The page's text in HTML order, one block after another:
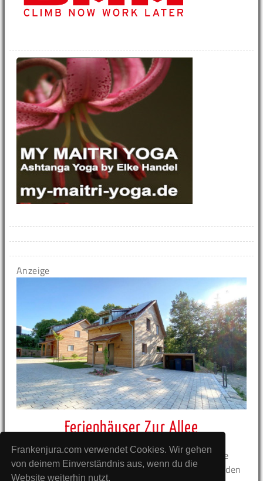
Frankenjura.com verwendet Cookies. Wir gehen
von deinem Einverständnis aus, wenn du die
Website weiterhin nutzt.
Anzeige
Ferienhäuser Zur Allee
Die beidenFerienhäuser "Rot" und "Grün", die
Ferienwohnung "Blau"und dasSaunahaus
befinden